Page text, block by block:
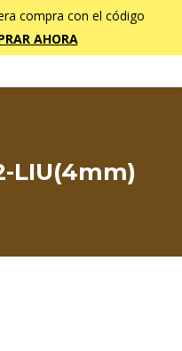
compra con el código
AHORA
LIU(4mm)